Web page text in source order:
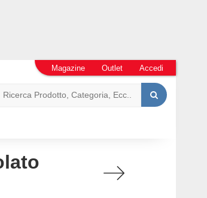
Magazine Outlet Accedi